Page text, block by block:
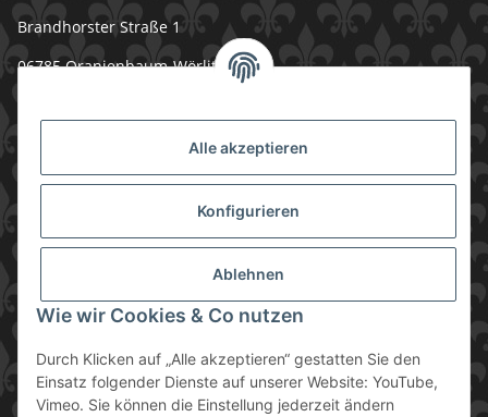
Alle akzeptieren
Konfigurieren
Ablehnen
Wie wir Cookies & Co nutzen
Durch Klicken auf „Alle akzeptieren“ gestatten Sie den
Einsatz folgender Dienste auf unserer Website: YouTube,
Vimeo. Sie können die Einstellung jederzeit ändern
Brandhorster Straße 1
06785 Oranienbaum-Wörlitz
info@meinspannbetttuch.de
Rechtliches
Informationen
Zahlung & Versand